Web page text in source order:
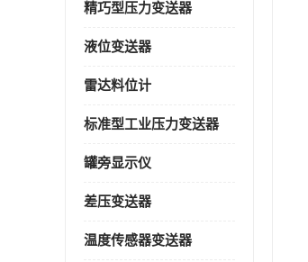
精巧型压力变送器
液位变送器
雷达料位计
标准型工业压力变送器
罐旁显示仪
差压变送器
温度传感器变送器